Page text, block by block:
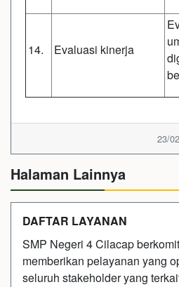
14. Evaluasi kinerja
23/
Halaman Lainnya
DAFTAR LAYANAN
SMP Negeri 4 Cilacap
memberikan pelayanan yang
seluruh stakeholder yang